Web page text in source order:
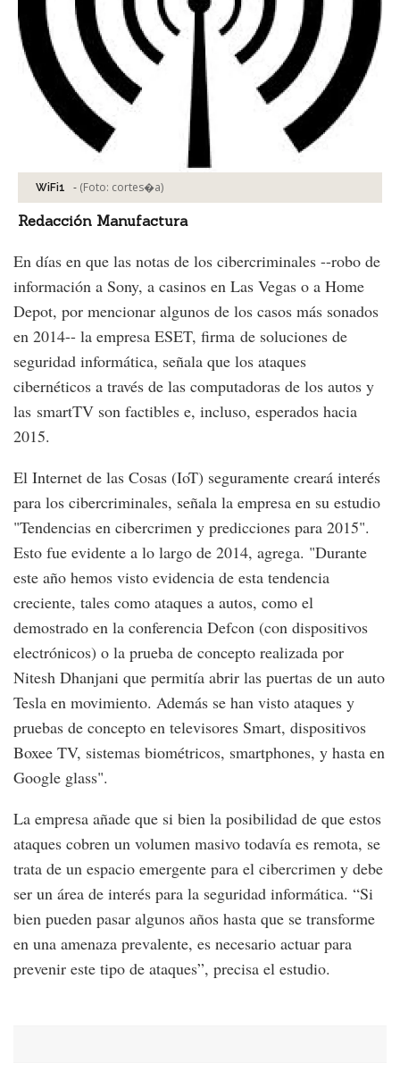
WiFi1 - (Foto: cortes�a)
Redacción Manufactura
En días en que las notas de los cibercriminales --robo de
información a Sony, a casinos en Las Vegas o a Home
Depot, por mencionar algunos de los casos más sonados
en 2014-- la empresa ESET, firma de soluciones de
seguridad informática, señala que los ataques
cibernéticos a través de las computadoras de los autos y
las smartTV son factibles e, incluso, esperados hacia
2015.
El Internet de las Cosas (IoT) seguramente creará interés
para los cibercriminales, señala la empresa en su estudio
"Tendencias en cibercrimen y predicciones para 2015".
Esto fue evidente a lo largo de 2014, agrega. "Durante
este año hemos visto evidencia de esta tendencia
creciente, tales como ataques a autos, como el
demostrado en la conferencia Defcon (con dispositivos
electrónicos) o la prueba de concepto realizada por
Nitesh Dhanjani que permitía abrir las puertas de un auto
Tesla en movimiento. Además se han visto ataques y
pruebas de concepto en televisores Smart, dispositivos
Boxee TV, sistemas biométricos, smartphones, y hasta en
Google glass".
La empresa añade que si bien la posibilidad de que estos
ataques cobren un volumen masivo todavía es remota, se
trata de un espacio emergente para el cibercrimen y debe
ser un área de interés para la seguridad informática. “Si
bien pueden pasar algunos años hasta que se transforme
en una amenaza prevalente, es necesario actuar para
prevenir este tipo de ataques”, precisa el estudio.